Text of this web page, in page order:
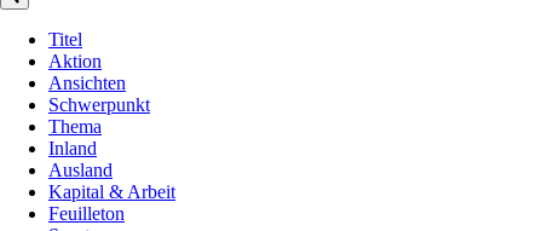
Titel
Aktion
Ansichten
Schwerpunkt
Thema
Inland
Ausland
Kapital & Arbeit
Feuilleton